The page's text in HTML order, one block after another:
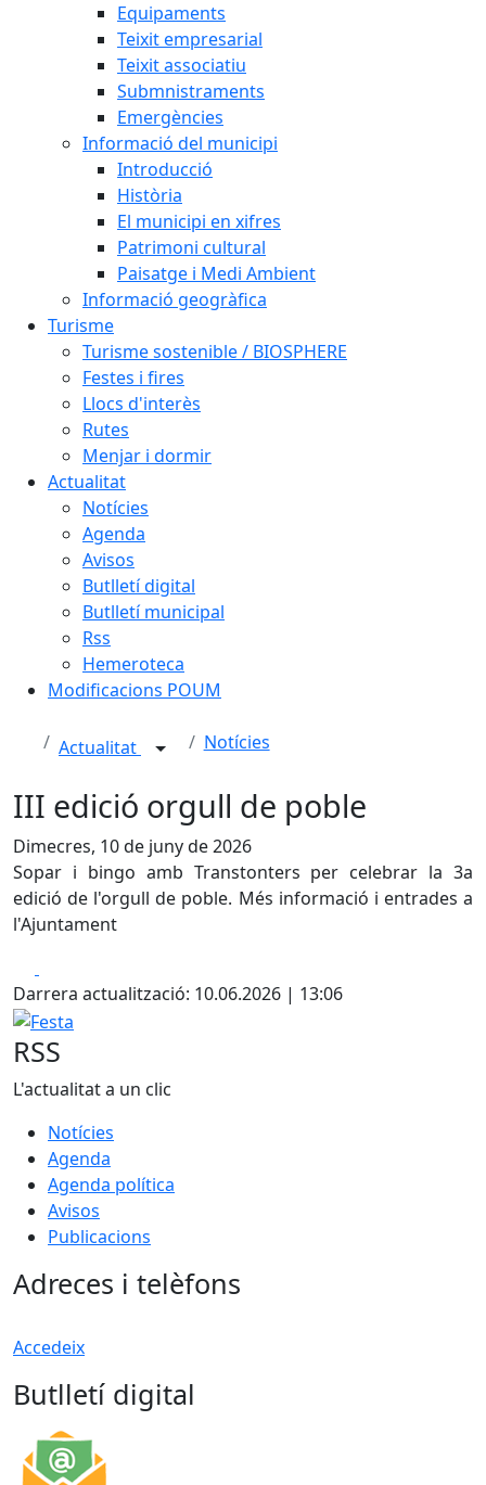
Equipaments
Teixit empresarial
Teixit associatiu
Submnistraments
Emergències
Informació del municipi
Introducció
Història
El municipi en xifres
Patrimoni cultural
Paisatge i Medi Ambient
Informació geogràfica
Turisme
Turisme sostenible / BIOSPHERE
Festes i fires
Llocs d'interès
Rutes
Menjar i dormir
Actualitat
Notícies
Agenda
Avisos
Butlletí digital
Butlletí municipal
Rss
Hemeroteca
Modificacions POUM
Actualitat Notícies
III edició orgull de poble
Dimecres, 10 de juny de 2026
Sopar i bingo amb Transtonters per celebrar la 3a
edició de l'orgull de poble. Més informació i entrades a
l'Ajuntament
Darrera actualització: 10.06.2026 | 13:06
Festa
RSS
L'actualitat a un clic
Notícies
Agenda
Agenda política
Avisos
Publicacions
Adreces i telèfons
Accedeix
Butlletí digital